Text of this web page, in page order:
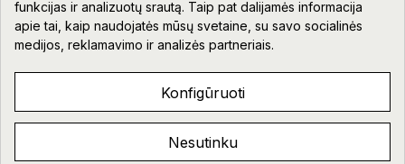
+370 678 02418
info@aupre.lt
Facebook
AUPRE.LT © 2023 - 2026. VISOS TEISĖS SAUGOMOS.
funkcijas ir analizuotų srautą. Taip pat dalijamės informacija
apie tai, kaip naudojatės mūsų svetaine, su savo socialinės
medijos, reklamavimo ir analizės partneriais.
Konfigūruoti
Nesutinku